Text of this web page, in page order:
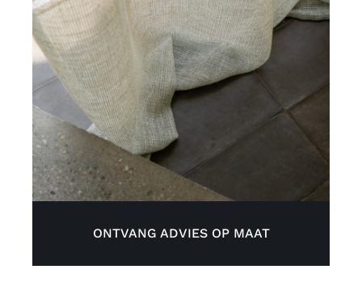
ONTVANG ADVIES OP MAAT